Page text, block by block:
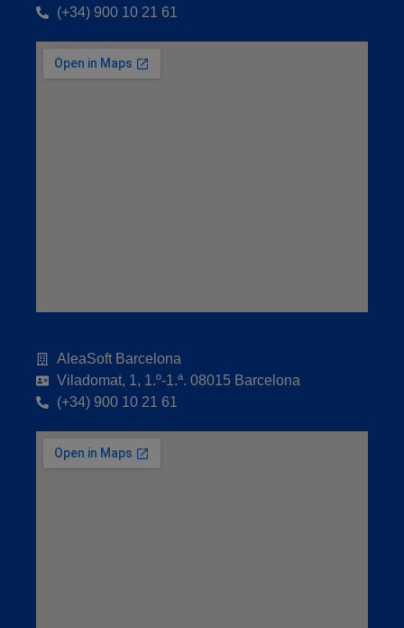
(+34) 900 10 21 61
AleaSoft Barcelona
Viladomat, 1, 1.º-1.ª. 08015 Barcelona
(+34) 900 10 21 61